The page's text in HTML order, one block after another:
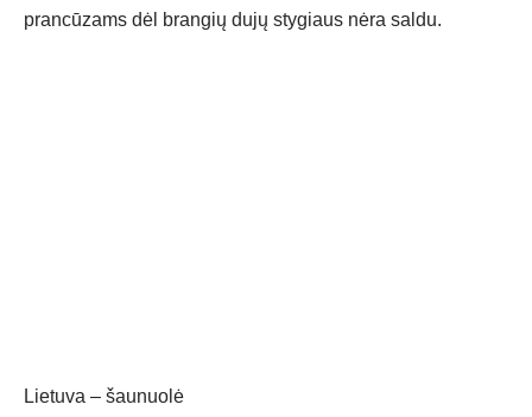
prancūzams dėl brangių dujų stygiaus nėra saldu.
Lietuva – šaunuolė